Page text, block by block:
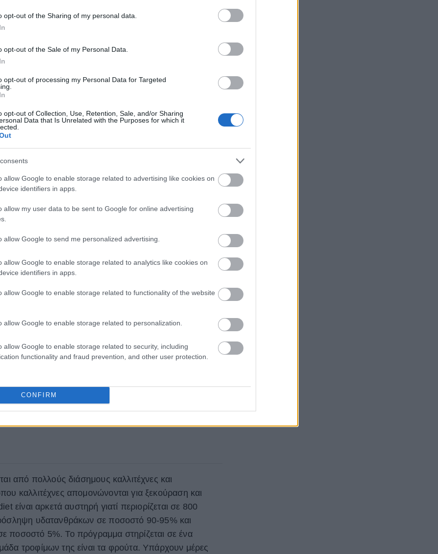
opt-out of the Sharing of my personal data.
opt-out of the Sale of my Personal Data.
opt-out of processing my Personal Data for Targeted
opt-out of Collection, Use, Retention, Sale, and/or Sharing
Data that Is Unrelated with the Purposes for which it
allow Google to enable storage related to advertising like cookies on
identifiers in apps.
allow my user data to be sent to Google for online advertising
allow Google to send me personalized advertising.
allow Google to enable storage related to analytics like cookies on
identifiers in apps.
allow Google to enable storage related to functionality of the website
allow Google to enable storage related to personalization.
allow Google to enable storage related to security, including
functionality and fraud prevention, and other user protection.
CONFIRM
βήματα για να χάσετε έως και 4 κιλά σε μια
είναι και η δίαιτα Beverly Hills είναι μια δίαιτα
από τη Judy Mazel.
diet».
χρειάζεται τη βοήθεια ενζύμων που βρίσκονται σε
η διαδικασία της πέψης. Είναι μια περίεργη
να μεταβολίσει την τροφή αν δεν ολοκληρωθεί η
από πολλούς διάσημους καλλιτέχνες και
καλλιτέχνες απομονώνονται για ξεκούραση και
αρκετά αυστηρή γιατί περιορίζεται σε 800
υδατανθράκων σε ποσοστό 90-95% και
ποσοστό 5%. Το πρόγραμμα στηρίζεται σε ένα
τροφίμων της είναι τα φρούτα. Υπάρχουν μέρες